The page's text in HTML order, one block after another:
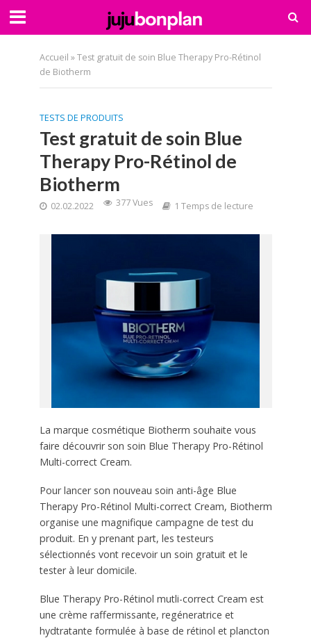
Accueil »Test gratuit de soin Blue Therapy Pro-Rétinol
de Biotherm
TESTS DE PRODUITS
Test gratuit de soin Blue
Therapy Pro-Rétinol de
Biotherm
02.02.2022 377 Vues 1 Temps de lecture
La marque cosmétique Biotherm souhaite vous
faire découvrir son soin Blue Therapy Pro-Rétinol
Multi-correct Cream.
Pour lancer son nouveau soin anti-âge Blue
Therapy Pro-Rétinol Multi-correct Cream, Biotherm
organise une magnifique campagne de test du
produit. En y prenant part, les testeurs
sélectionnés vont recevoir un soin gratuit et le
tester à leur domicile.
Blue Therapy Pro-Rétinol mutli-correct Cream est
une crème raffermissante, regéneratrice et
hydtratante formulée à base de rétinol et plancton